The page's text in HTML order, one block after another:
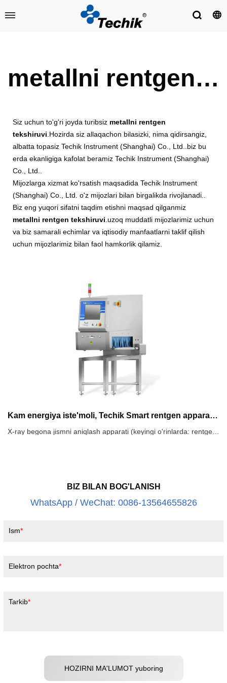
metallni rentgen tekshiruvi
Siz uchun to'g'ri joyda turibsiz metallni rentgen
tekshiruvi .Hozirda siz allaqachon bilasizki, nima qidirsangiz,
albatta topasiz Techik Instrument (Shanghai) Co., Ltd..biz bu
erda ekanligiga kafolat beramiz Techik Instrument (Shanghai)
Co., Ltd..
Mijozlarga xizmat ko'rsatish maqsadida Techik Instrument
(Shanghai) Co., Ltd. o'z mijozlari bilan birgalikda rivojlanadi..
Biz eng yuqori sifatni taqdim etishni maqsad qilganmiz
metallni rentgen tekshiruvi .uzoq muddatli mijozlarimiz uchun
va biz samarali echimlar va iqtisodiy manfaatlarni taklif qilish
uchun mijozlarimiz bilan faol hamkorlik qilamiz.
Kam energiya iste'moli, Techik Smart rentgen apparati oziq-ovqat korxonalariga ifloslantiruvchi moddalarni olib tashlashga yordam beradi
BIZ BILAN BOG'LANISH
WhatsApp / WeChat: 0086-13564655826
Ism
Elektron pochta
Tarkib
HOZIRNI MA'LUMOT yuboring